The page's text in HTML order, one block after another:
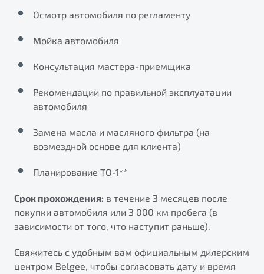
Универсальный кроссовер
от 2 499 990 ₽*
Обзор В наличии
Автомобили в наличии
Автокредит
Спецпредложения
"Помощь на дорогах"
Преимущества программы
Запись на сервис
Калькулятор ТО
Клиентская поддержка
Осмотр автомобиля по регламенту
Мойка автомобиля
Консультация мастера-приемщика
Рекомендации по правильной эксплуатации
автомобиля
Замена масла и масляного фильтра (на
возмездной основе для клиента)
Планирование ТО-1**
Срок прохождения: в течение 3 месяцев после
покупки автомобиля или 3 000 км пробега (в
зависимости от того, что наступит раньше).
Свяжитесь с удобным вам официальным дилерским
центром Belgee, чтобы согласовать дату и время